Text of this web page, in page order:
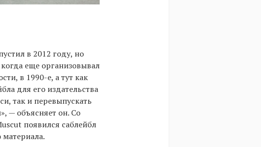
в 2012 году, но
еще организовывал
в 1990-е, а тут как
для его издательства
так и перевыпускать
— объясняет он. Со
появился саблейбл